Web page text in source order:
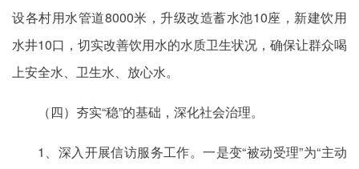
设各村用水管道8000米，升级改造蓄水池10座，新建饮用
水井10口，切实改善饮用水的水质卫生状况，确保让群众喝
上安全水、卫生水、放心水。
（四）夯实“稳”的基础，深化社会治理。
1、深入开展信访服务工作。一是变“被动受理”为“主动